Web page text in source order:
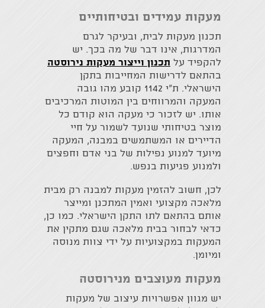
מעקות עמידים ובטיחותיים
תכנון מעקות לבית, ובעיקר לגרם
המדרגות, אינו דבר של מה בכך. יש
להקפיד על תכנון וייצור מעקות נירוסטה
בהתאם לדרישות המחייבות בתקן
הישראלי. ת"י 1142 קובע מהו גובה
המעקה והמרווחים בין המוטות המרכיבים
אותו. יש לזכור כי מעקה הוא קודם כל
מוצר בטיחותי שנועד לשמור על חיי
הדיירים או המשתמשים במבנה, המעקה
מיועד למנוע נפילות של בני אדם וחפצים
ולמנוע פגיעות בנפש.
לכן, חשוב להזמין מעקות למבנה רק מבית
מלאכה מקצועי ואמין המתכנן ומייצר
אותם בהתאם לתו התקן הישראלי. כמו כן,
כדאי לבחור בבית מלאכה שגם מתקין את
המעקות במקצועיות על ידי צוות מנוסה
ומיומן.
מעקות מעוצבים מנירוסטה
יש מגוון אפשרויות עיצוב של מעקות